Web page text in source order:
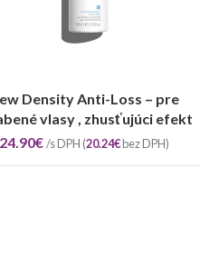
PRIDAŤ DO KOŠÍKA
Density Anti-Loss – pre
vlasy , zhusťujúci efekt
24.90€ /s DPH (20.24€bez DPH)